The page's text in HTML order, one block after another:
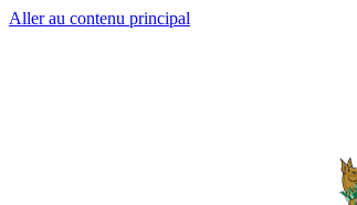
Aller au contenu principal